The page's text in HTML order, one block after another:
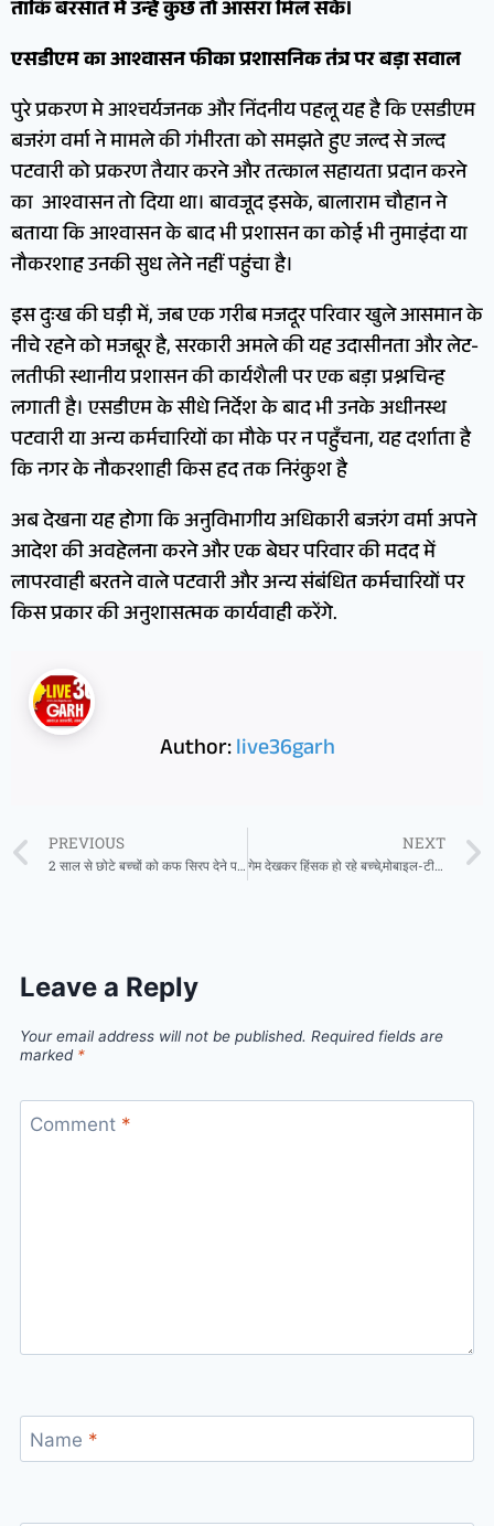
ताकि बरसात में उन्हें कुछ तो आसरा मिल सके।
एसडीएम का आश्वासन फीका प्रशासनिक तंत्र पर बड़ा सवाल
​पुरे प्रकरण मे आश्चर्यजनक और निंदनीय पहलू यह है कि एसडीएम
बजरंग वर्मा ने मामले की गंभीरता को समझते हुए जल्द से जल्द
पटवारी को प्रकरण तैयार करने और तत्काल सहायता प्रदान करने
का आश्वासन तो दिया था। बावजूद इसके, बालाराम चौहान ने
बताया कि आश्वासन के बाद भी प्रशासन का कोई भी नुमाइंदा या
नौकरशाह उनकी सुध लेने नहीं पहुंचा है।
​इस दुःख की घड़ी में, जब एक गरीब मजदूर परिवार खुले आसमान के
नीचे रहने को मजबूर है, सरकारी अमले की यह उदासीनता और लेट-
लतीफी स्थानीय प्रशासन की कार्यशैली पर एक बड़ा प्रश्नचिन्ह
लगाती है। एसडीएम के सीधे निर्देश के बाद भी उनके अधीनस्थ
पटवारी या अन्य कर्मचारियों का मौके पर न पहुँचना, यह दर्शाता है
कि नगर के नौकरशाही किस हद तक निरंकुश है
​अब देखना यह होगा कि अनुविभागीय अधिकारी बजरंग वर्मा अपने
आदेश की अवहेलना करने और एक बेघर परिवार की मदद में
लापरवाही बरतने वाले पटवारी और अन्य संबंधित कर्मचारियों पर
किस प्रकार की अनुशासत्मक कार्यवाही करेंगे.
Author:live36garh
PREVIOUS
2 साल से छोटे बच्चों को कफ सिरप देने पर रोक
NEXT
गेम देखकर हिंसक हो रहे बच्चे,मोबाइल-टीवी तोड़ रहे थे, इलाज से ठीक हो रहे बच्चे
Leave a Reply
Your email address will not be published. Required fields are
marked *
Comment *
Name *